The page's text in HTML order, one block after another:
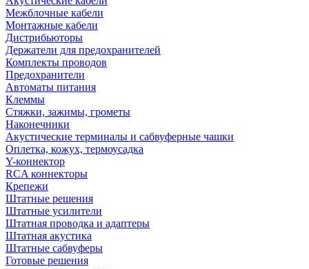
Межблочные кабели
Монтажные кабели
Дистрибьюторы
Держатели для предохранителей
Комплекты проводов
Предохранители
Автоматы питания
Клеммы
Стяжки, зажимы, грометы
Наконечники
Акустические терминалы и сабвуферные чашки
Оплетка, кожух, термоусадка
Y-коннектор
RCA коннекторы
Крепежи
Штатные решения
Штатные усилители
Штатная проводка и адаптеры
Штатная акустика
Штатные сабвуферы
Готовые решения